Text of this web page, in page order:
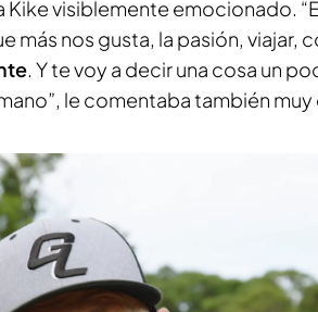
Kike visiblemente emocionado.
más nos gusta, la pasión, viajar,
. Y te voy a decir una cosa un
le comentaba también